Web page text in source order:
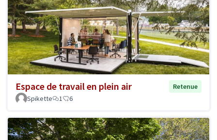
Espace de travail en plein air
Retenue
Spikette
1 6